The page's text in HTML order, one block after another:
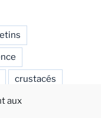
aux
crustacés